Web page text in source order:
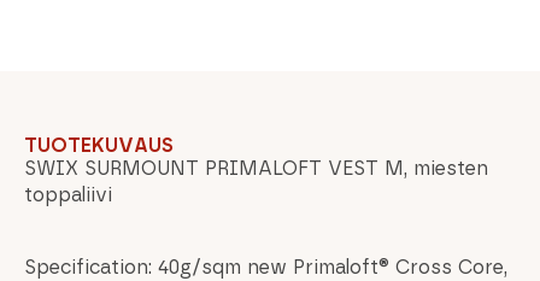
TUOTEKUVAUS
SWIX SURMOUNT PRIMALOFT VEST M, miesten
toppaliivi
Specification: 40g/sqm new Primaloft® Cross Core,